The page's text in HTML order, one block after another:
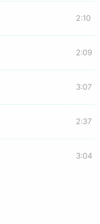
2:10
2:09
3:07
2:37
3:04